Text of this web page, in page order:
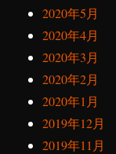
2020年5月
2020年4月
2020年3月
2020年2月
2020年1月
2019年12月
2019年11月